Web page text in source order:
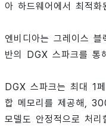
아 하드웨어에서 최적
엔비디아는 그레이스
반의 DGX 스파크를 통
DGX 스파크는 최대 1
합 메모리를 제공해,
모델도 안정적으로 처리